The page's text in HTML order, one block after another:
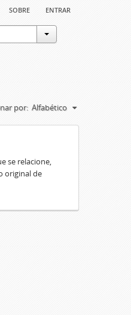
sobre entrar
por: Alfabético
se relacione,
original de